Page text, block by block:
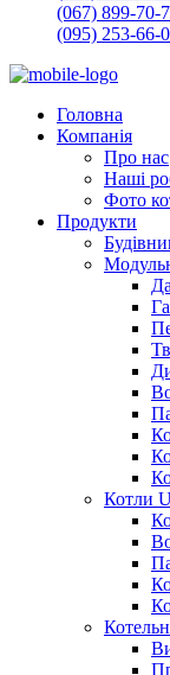
(067) 899-70-
(095) 253-66-
Головна
Компанія
Про нас
Наші
Фото
Продукти
Котли